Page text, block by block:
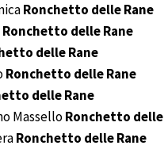
Ronchetto delle Rane
Ronchetto delle Rane
delle Rane
Ronchetto delle Rane
delle Rane
MasselloRonchetto delle
Ronchetto delle Rane